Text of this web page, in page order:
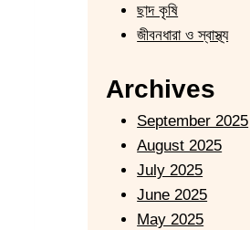
ছাদ কৃষি
জীবনধারা ও স্বাস্থ্য
Archives
September 2025
August 2025
July 2025
June 2025
May 2025